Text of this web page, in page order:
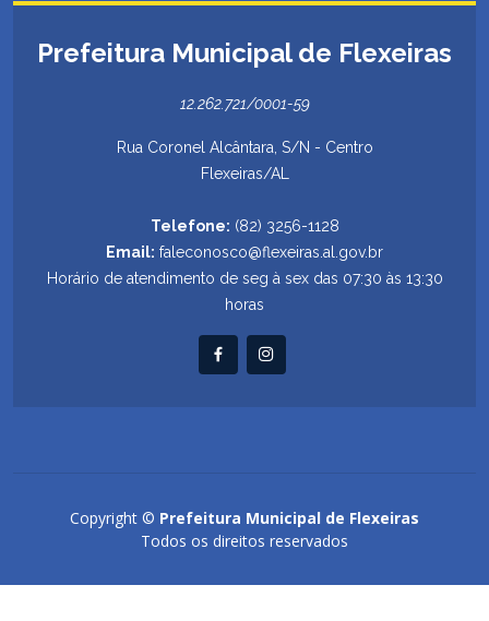
Prefeitura Municipal de Flexeiras
12.262.721/0001-59
Rua Coronel Alcântara, S/N - Centro
Flexeiras/AL
Telefone: (82) 3256-1128
Email: faleconosco@flexeiras.al.gov.br
Horário de atendimento de seg à sex das 07:30 às 13:30
horas
Copyright © Prefeitura Municipal de Flexeiras
Todos os direitos reservados